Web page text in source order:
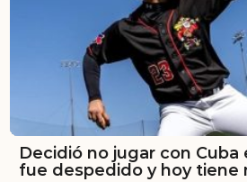
Decidió no jugar con Cuba
fue despedido y hoy tiene